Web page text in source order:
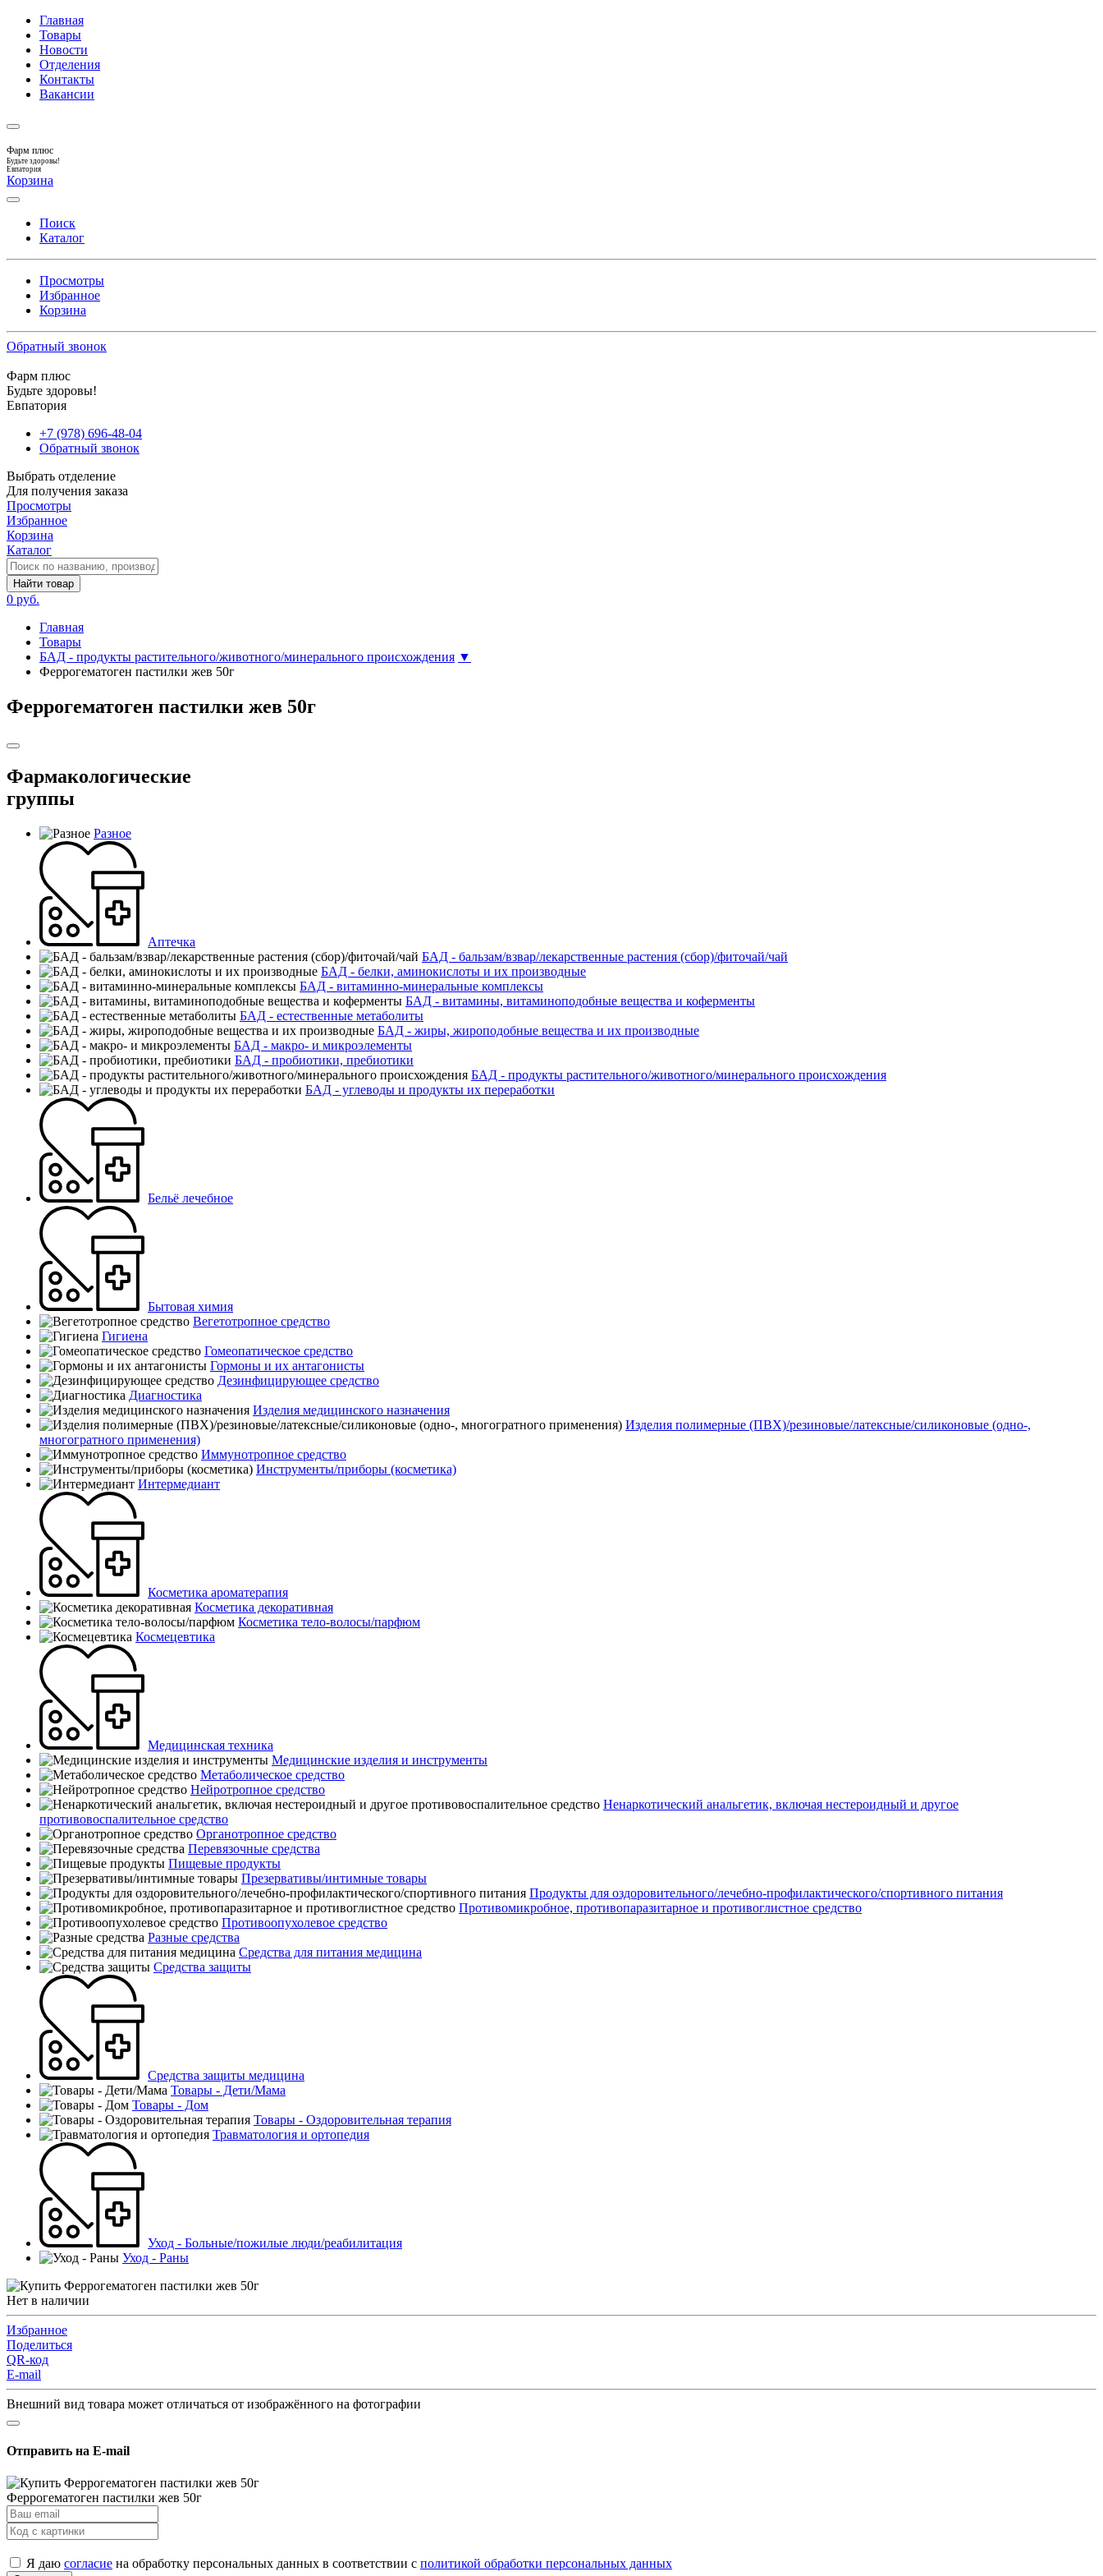
Главная
Товары
Новости
Отделения
Контакты
Вакансии
Фарм плюс
Будьте здоровы!
Евпатория
Корзина
Поиск
Каталог
Просмотры
Избранное
Корзина
Обратный звонок
Фарм плюс
Будьте здоровы!
Евпатория
+7 (978) 696-48-04
Обратный звонок
Выбрать отделение
Для получения заказа
Просмотры
Избранное
Корзина
Каталог
Найти товар
0 руб.
Главная
Товары
БАД - продукты растительного/животного/минерального происхождения ▼
Феррогематоген пастилки жев 50г
Феррогематоген пастилки жев 50г
Фармакологические
группы
Разное
Аптечка
БАД - бальзам/взвар/лекарственные растения (сбор)/фиточай/чай
БАД - белки, аминокислоты и их производные
БАД - витаминно-минеральные комплексы
БАД - витамины, витаминоподобные вещества и коферменты
БАД - естественные метаболиты
БАД - жиры, жироподобные вещества и их производные
БАД - макро- и микроэлементы
БАД - пробиотики, пребиотики
БАД - продукты растительного/животного/минерального происхождения
БАД - углеводы и продукты их переработки
Бельё лечебное
Бытовая химия
Вегетотропное средство
Гигиена
Гомеопатическое средство
Гормоны и их антагонисты
Дезинфицирующее средство
Диагностика
Изделия медицинского назначения
Изделия полимерные (ПВХ)/резиновые/латексные/силиконовые (одно-,
многогратного применения)
Иммунотропное средство
Инструменты/приборы (косметика)
Интермедиант
Косметика ароматерапия
Косметика декоративная
Косметика тело-волосы/парфюм
Космецевтика
Медицинская техника
Медицинские изделия и инструменты
Метаболическое средство
Нейротропное средство
Ненаркотический анальгетик, включая нестероидный и другое
противовоспалительное средство
Органотропное средство
Перевязочные средства
Пищевые продукты
Презервативы/интимные товары
Продукты для оздоровительного/лечебно-профилактического/спортивного питания
Противомикробное, противопаразитарное и противоглистное средство
Противоопухолевое средство
Разные средства
Средства для питания медицина
Средства защиты
Средства защиты медицина
Товары - Дети/Мама
Товары - Дом
Товары - Оздоровительная терапия
Травматология и ортопедия
Уход - Больные/пожилые люди/реабилитация
Уход - Раны
Нет в наличии
Избранное
Поделиться
QR-код
E-mail
Внешний вид товара может отличаться от изображённого на фотографии
Отправить на E-mail
Феррогематоген пастилки жев 50г
Я даю согласие на обработку персональных данных в соответствии с политикой обработки персональных данных